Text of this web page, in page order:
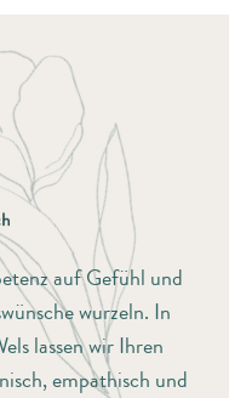
auf Gefühl und
wurzeln. In
lassen wir Ihren
empathisch und